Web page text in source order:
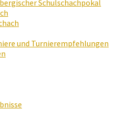
Schulschachpokal
und Turnierempfehlungen